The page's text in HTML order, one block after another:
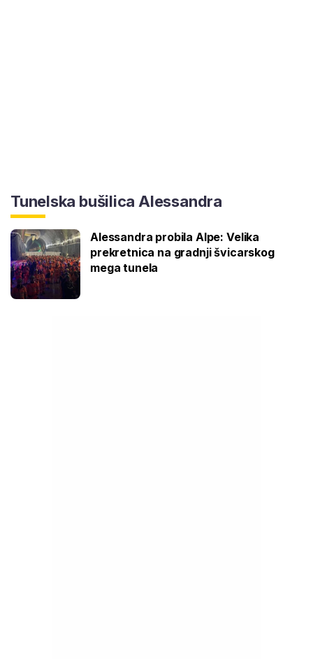
Tunelska bušilica Alessandra
Alessandra probila Alpe: Velika
prekretnica na gradnji švicarskog
mega tunela